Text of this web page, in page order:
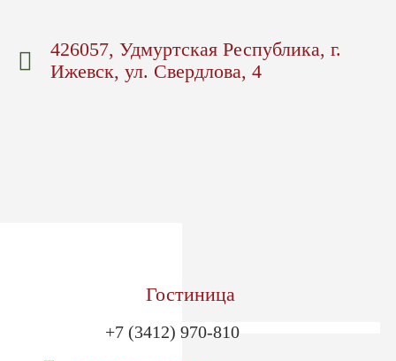
426057, Удмуртская Республика, г.
Ижевск, ул. Свердлова, 4
Гостиница
+7 (3412) 970-810